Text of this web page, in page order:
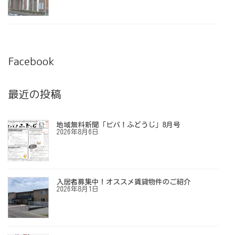
Facebook
最近の投稿
地域無料新聞「ビバ！ふどうじ」8月号
2026年8月6日
入居者募集中！オススメ賃貸物件のご紹介
2026年8月1日